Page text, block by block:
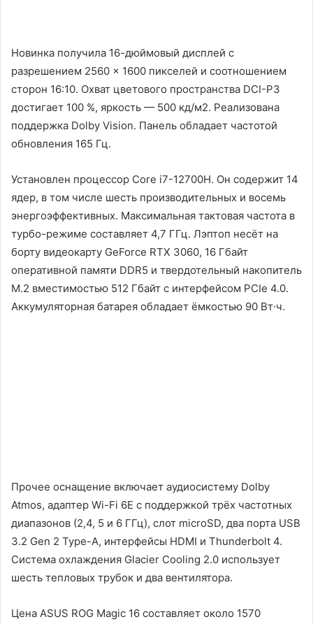
Новинка получила 16-дюймовый дисплей с
разрешением 2560 × 1600 пикселей и соотношением
сторон 16:10. Охват цветового пространства DCI-P3
достигает 100 %, яркость — 500 кд/м2. Реализована
поддержка Dolby Vision. Панель обладает частотой
обновления 165 Гц.
Установлен процессор Core i7-12700H. Он содержит 14
ядер, в том числе шесть производительных и восемь
энергоэффективных. Максимальная тактовая частота в
турбо-режиме составляет 4,7 ГГц. Лэптоп несёт на
борту видеокарту GeForce RTX 3060, 16 Гбайт
оперативной памяти DDR5 и твердотельный накопитель
M.2 вместимостью 512 Гбайт с интерфейсом PCIe 4.0.
Аккумуляторная батарея обладает ёмкостью 90 Вт·ч.
Прочее оснащение включает аудиосистему Dolby
Atmos, адаптер Wi-Fi 6E с поддержкой трёх частотных
диапазонов (2,4, 5 и 6 ГГц), слот microSD, два порта USB
3.2 Gen 2 Type-A, интерфейсы HDMI и Thunderbolt 4.
Система охлаждения Glacier Cooling 2.0 использует
шесть тепловых трубок и два вентилятора.
Цена ASUS ROG Magic 16 составляет около 1570